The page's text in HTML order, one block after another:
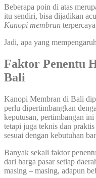
Beberapa poin di atas
itu sendiri, bisa dijadikan
Kanopi membran
Jadi, apa yang
Faktor Penentu
Bali
Kanopi Membran di Bali
perlu dipertimbangkan
keputusan, pertimbangan
tetapi juga teknis dan
sesuai dengan kebutuhan
Banyak sekali faktor
dari harga pasar setiap
masing – masing, adapun